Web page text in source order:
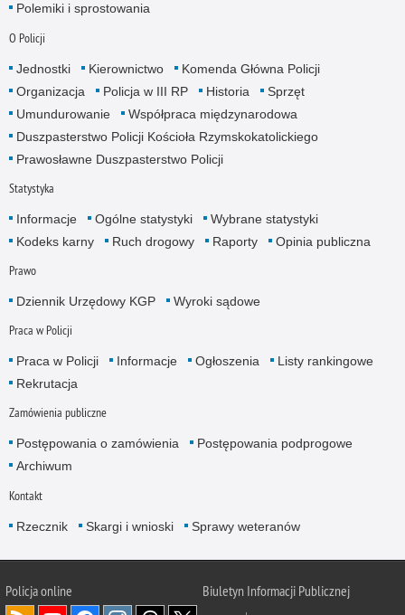
Polemiki i sprostowania
O Policji
Jednostki Kierownictwo
Komenda Główna Policji
Organizacja
Policja w III RP Historia
Sprzęt
Umundurowanie
Współpraca międzynarodowa
Duszpasterstwo Policji Kościoła Rzymskokatolickiego
Prawosławne Duszpasterstwo Policji
Statystyka
Informacje Ogólne statystyki
Wybrane statystyki
Kodeks karny
Ruch drogowy Raporty Opinia publiczna
Prawo
Dziennik Urzędowy KGP Wyroki sądowe
Praca w Policji
Praca w Policji Informacje Ogłoszenia
Listy rankingowe
Rekrutacja
Zamówienia publiczne
Postępowania o zamówienia
Postępowania podprogowe
Archiwum
Kontakt
Rzecznik Skargi i wnioski Sprawy weteranów
Policjaonline
Biuletyn Informacji Publicznej